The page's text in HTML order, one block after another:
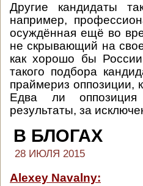
Другие кандидаты
например,
осуждённая ещё во
не скрывающий на
как хорошо бы
такого подбора
праймериз оппозиции,
Едва ли оппозиция
результаты, за
В БЛОГАХ
28 ИЮЛЯ 2015
Alexey Navalny: